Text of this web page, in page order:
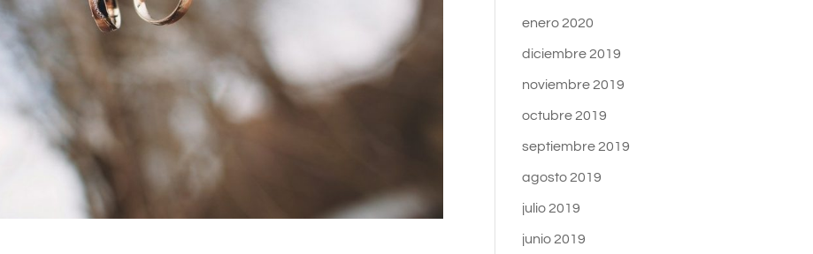
enero 2020
diciembre 2019
noviembre 2019
octubre 2019
septiembre 2019
agosto 2019
julio 2019
junio 2019